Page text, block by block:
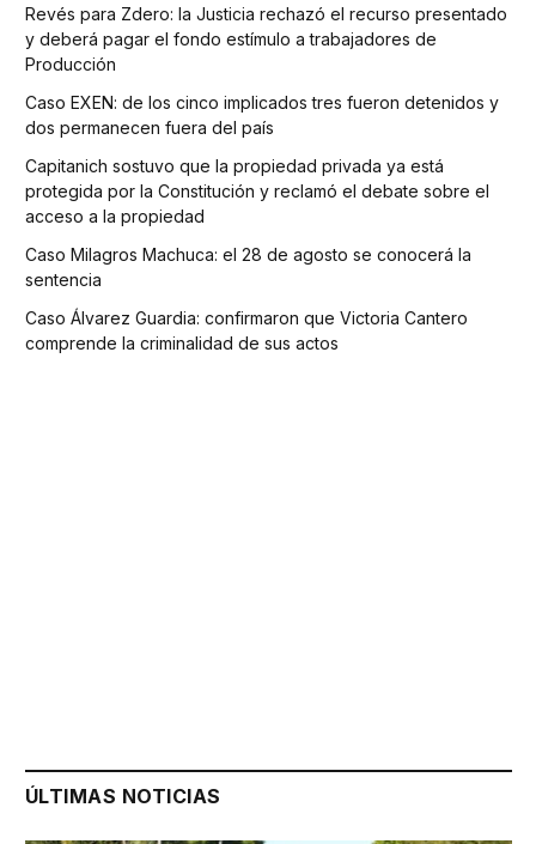
Revés para Zdero: la Justicia rechazó el recurso presentado
y deberá pagar el fondo estímulo a trabajadores de
Producción
Caso EXEN: de los cinco implicados tres fueron detenidos y
dos permanecen fuera del país
Capitanich sostuvo que la propiedad privada ya está
protegida por la Constitución y reclamó el debate sobre el
acceso a la propiedad
Caso Milagros Machuca: el 28 de agosto se conocerá la
sentencia
Caso Álvarez Guardia: confirmaron que Victoria Cantero
comprende la criminalidad de sus actos
ÚLTIMAS NOTICIAS